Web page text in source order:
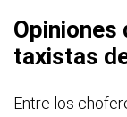
Opiniones
taxistas
Entre los